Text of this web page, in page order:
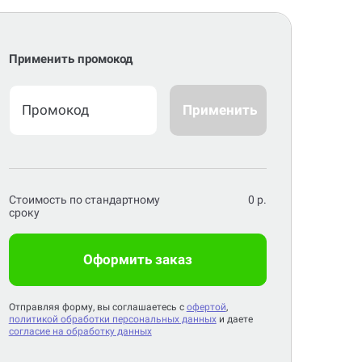
Применить промокод
Применить
Стоимость по стандартному
сроку
0 р.
Оформить заказ
Отправляя форму, вы соглашаетесь с офертой,
политикой обработки персональных данныхи даете
согласие на обработку данных